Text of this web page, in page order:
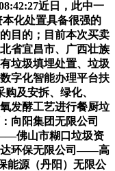
近日，此中一
本化处置具备很强的
目的；目前本次买卖
省宜昌市、广西壮族
垃圾填埋处置、垃圾
字化智能办理平台扶
及安拆、绿化、
发酵工艺进行餐厨垃
向阳集团无限公司
佛山市糊口垃圾资
达环保无限公司——高
能源（丹阳）无限公